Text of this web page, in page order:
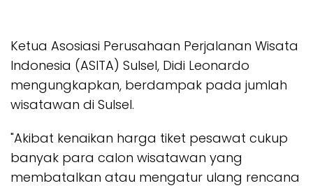
Ketua Asosiasi Perusahaan Perjalanan Wisata
Indonesia (ASITA) Sulsel, Didi Leonardo
mengungkapkan, berdampak pada jumlah
wisatawan di Sulsel.
"Akibat kenaikan harga tiket pesawat cukup
banyak para calon wisatawan yang
membatalkan atau mengatur ulang rencana